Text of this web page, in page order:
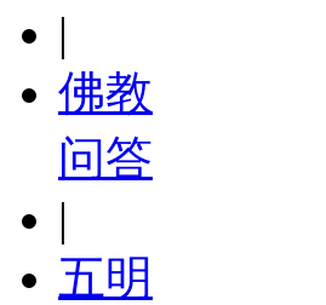
|
佛教
问答
|
五明